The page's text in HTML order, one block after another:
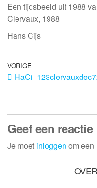
Een tijdsbeeld uit 1988
Clervaux, 1988
Hans Cijs
VORIGE
Geef een reactie
Je moet inloggen om een